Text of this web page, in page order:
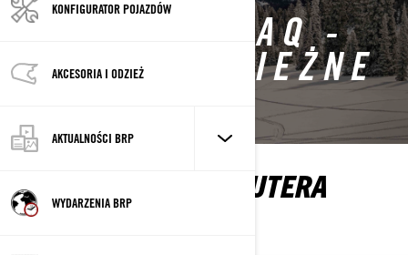
KONFIGURATOR POJAZDÓW
AKCESORIA I ODZIEŻ
AKTUALNOŚCI BRP
WYDARZENIA BRP
BRP GO! - FAQ -
SKUTERY ŚNIEŻNE
WYBIERZ MARKĘ SKUTERA
ŚNIEŻNEGO